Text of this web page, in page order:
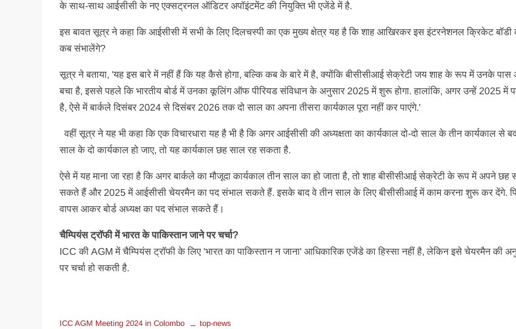
के साथ-साथ आईसीसी के नए एक्सट्रनल ऑड‍िटर अपॉइंटमेंट की नियुक्ति भी एजेंडे में है.
इस बावत सूत्र ने कहा कि आईसीसी में सभी के लिए दिलचस्पी का एक मुख्य क्षेत्र यह है कि शाह आख‍िरकर इस इंटरनेशनल क्रिकेट बॉडी
कब संभालेंगे?
सूत्र ने बताया, 'यह इस बारे में नहीं हैं कि यह कैसे होगा, बल्कि कब के बारे में है, क्योंकि बीसीसीआई सेक्रेटी जय शाह के रूप में उनके पास
बचा है, इससे पहले कि भारतीय बोर्ड में उनका कूलिंग ऑफ पीरियड संविधान के अनुसार 2025 में शुरू होगा. हालांकि, अगर उन्हें 2025 में
है, ऐसे में बार्कले दिसंबर 2024 से दिसंबर 2026 तक दो साल का अपना तीसरा कार्यकाल पूरा नहीं कर पाएंगे.'
वहीं सूत्र ने यह भी कहा कि एक विचारधारा यह है भी है कि अगर आईसीसी की अध्यक्षता का कार्यकाल दो-दो साल के तीन कार्यकाल से
साल के दो कार्यकाल हो जाए, तो यह कार्यकाल छह साल रह सकता है.
ऐसे में यह माना जा रहा है कि अगर बार्कले का मौजूदा कार्यकाल तीन साल का हो जाता है, तो शाह बीसीसीआई सेक्रेटी के रूप में अपने छह
सकते हैं और 2025 में आईसीसी चेयरमैन का पद संभाल सकते हैं. इसके बाद वे तीन साल के लिए बीसीसीआई में काम करना शुरू कर देंगे.
वापस आकर बोर्ड अध्यक्ष का पद संभाल सकते हैं।
चैम्प‍ियंस ट्रॉफी में भारत के पाकिस्तान जाने पर चर्चा?
ICC की AGM में चैम्प‍ियंस ट्रॉफी के लिए 'भारत का पाकिस्तान न जाना' आधिकारिक एजेंडे का हिस्सा नहीं है, लेकिन इसे चेयरमैन की
पर चर्चा हो सकती है.
ICC AGM Meeting 2024 in Colombo top-news